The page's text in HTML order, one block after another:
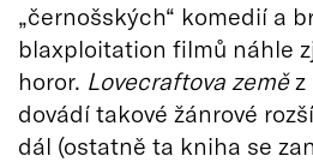
„černošských“ komedií a
blaxploitation filmů náhle
horor. Lovecraftova zeměz
dovádí takové žánrové
dál (ostatně ta kniha se